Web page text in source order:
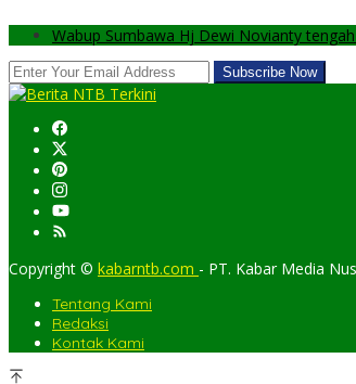
Wabup Sumbawa Hj Dewi Novianty
Copyright © kabarntb.com - PT. Kabar Media
Tentang Kami
Redaksi
Kontak Kami